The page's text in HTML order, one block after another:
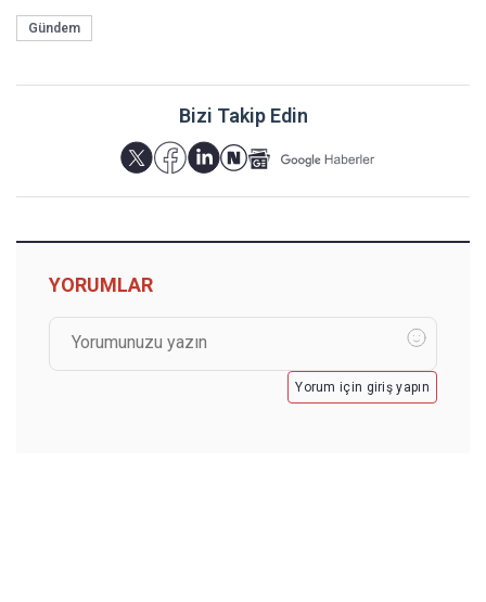
Gündem
Bizi Takip Edin
YORUMLAR
Yorum için giriş yapın